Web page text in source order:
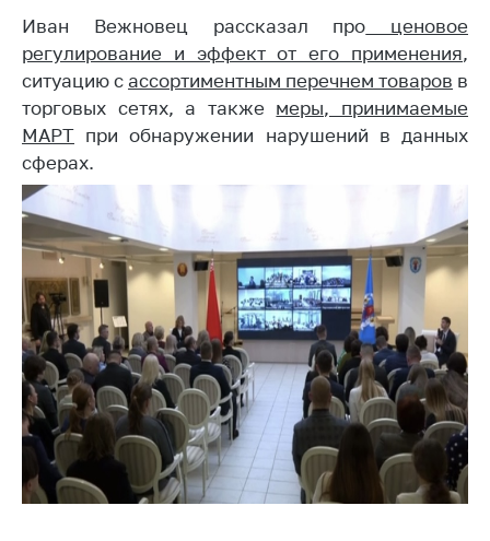
Антимонопольное
регулирование и
конкуренция
Торговля и услуги
Регулирование и
контроль закупок
Защита прав
потребителей
Регулирование
рекламной
деятельности
Международное
сотрудничество
Применение мер
нетарифного
регулирования
Биржевая торговля
Иван Вежновец рассказал про ценовое
регулирование и эффект от его применения,
ситуацию с ассортиментным перечнем товаров в
торговых сетях, а также меры, принимаемые
МАРТ при обнаружении нарушений в данных
сферах.